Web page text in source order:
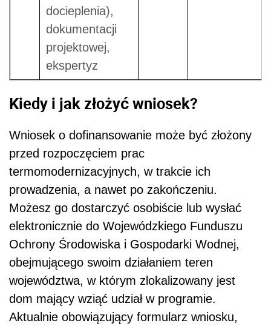
docieplenia),
dokumentacji
projektowej,
ekspertyz
Kiedy i jak złożyć wniosek?
Wniosek o dofinansowanie może być złożony
przed rozpoczęciem prac
termomodernizacyjnych, w trakcie ich
prowadzenia, a nawet po zakończeniu.
Możesz go dostarczyć osobiście lub wysłać
elektronicznie do Wojewódzkiego Funduszu
Ochrony Środowiska i Gospodarki Wodnej,
obejmującego swoim działaniem teren
województwa, w którym zlokalizowany jest
dom mający wziąć udział w programie.
Aktualnie obowiązujący formularz wniosku,